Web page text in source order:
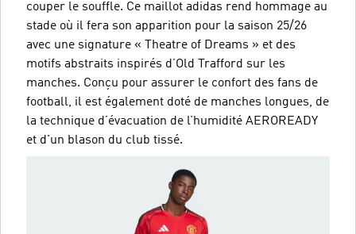
couper le souffle. Ce maillot adidas rend hommage au
stade où il fera son apparition pour la saison 25/26
avec une signature « Theatre of Dreams » et des
motifs abstraits inspirés d’Old Trafford sur les
manches. Conçu pour assurer le confort des fans de
football, il est également doté de manches longues, de
la technique d’évacuation de l’humidité AEROREADY
et d'un blason du club tissé.